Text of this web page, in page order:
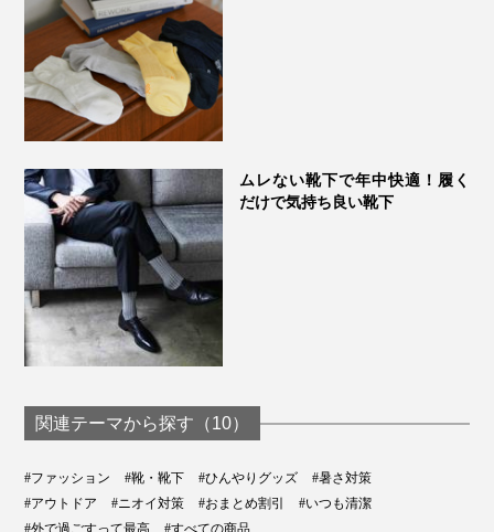
ムレない靴下で年中快適！履く
だけで気持ち良い靴下
関連テーマから探す（10）
#ファッション #靴・靴下 #ひんやりグッズ
#暑さ対策
#アウトドア
#ニオイ対策 #おまとめ割引
#いつも清潔
#外で過ごすって最高
#すべての商品